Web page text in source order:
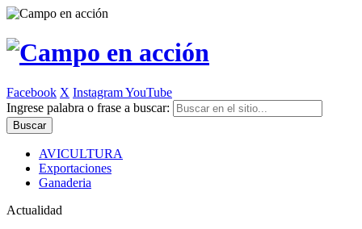
Facebook X InstagramYouTube
Ingrese palabra o frase a buscar:
AVICULTURA
Exportaciones
Ganaderia
Actualidad